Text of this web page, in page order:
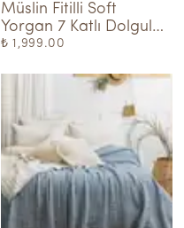
Müslin Fitilli Soft
Yorgan 7 Katlı Dolgulu
Natural
₺ 1,999.00